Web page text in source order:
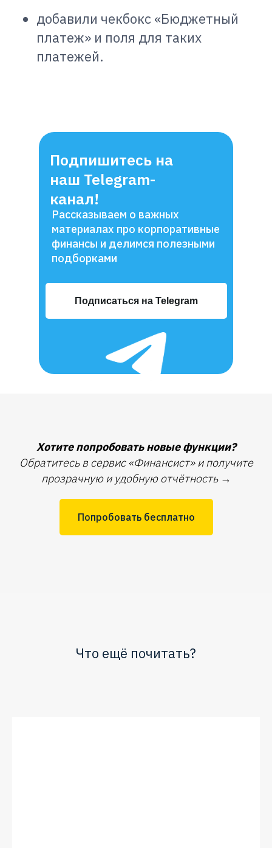
добавили чекбокс «Бюджетный
платеж» и поля для таких
платежей.
Подпишитесь на
наш Telegram-
канал!
Подписаться на Telegram
Рассказываем о важных
материалах про корпоративные
финансы и делимся полезными
подборками
Хотите попробовать новые функции?
Обратитесь в сервис «Финансист» и получите
прозрачную и удобную отчётность→
Попробовать бесплатно
Что ещё почитать?